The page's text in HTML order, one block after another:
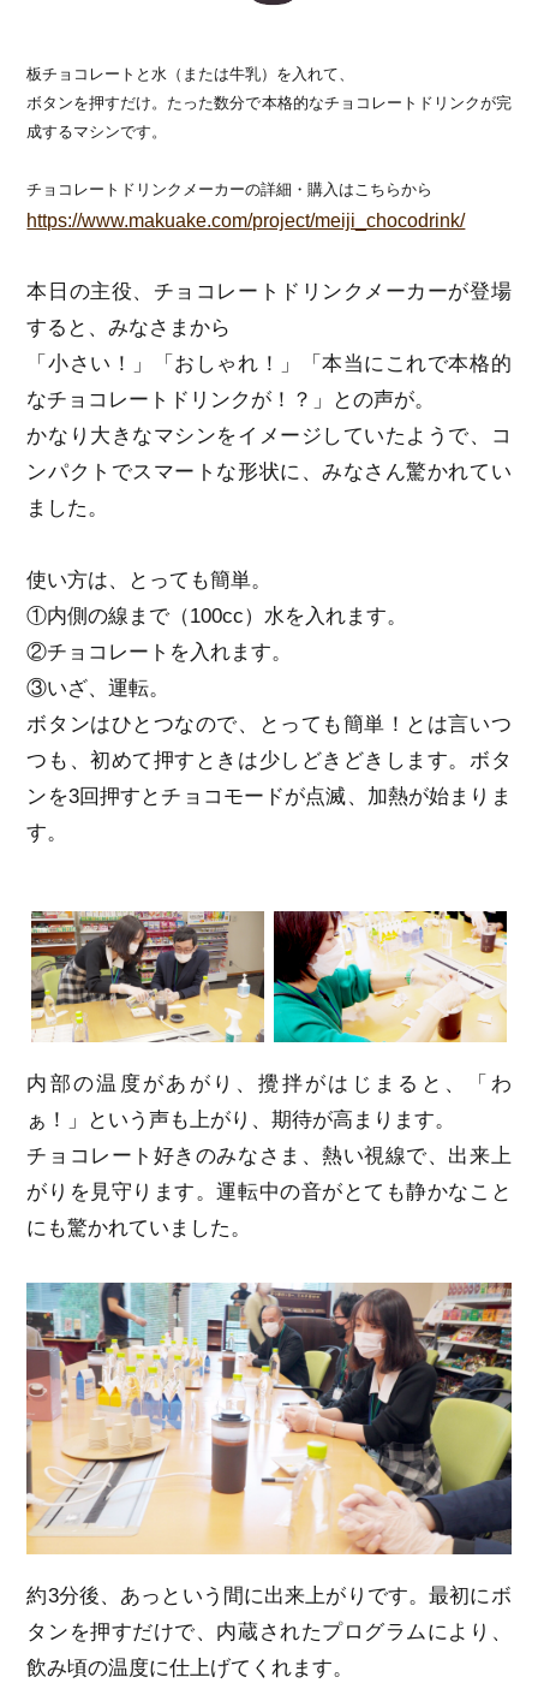
板チョコレートと水（または牛乳）を入れて、
ボタンを押すだけ。たった数分で本格的なチョコレートドリンクが完
成するマシンです。
チョコレートドリンクメーカーの詳細・購入はこちらから
https://www.makuake.com/project/meiji_chocodrink/
本日の主役、チョコレートドリンクメーカーが登場
すると、みなさまから
「小さい！」「おしゃれ！」「本当にこれで本格的
なチョコレートドリンクが！？」との声が。
かなり大きなマシンをイメージしていたようで、コ
ンパクトでスマートな形状に、みなさん驚かれてい
ました。
使い方は、とっても簡単。
①内側の線まで（100cc）水を入れます。
②チョコレートを入れます。
③いざ、運転。
ボタンはひとつなので、とっても簡単！とは言いつ
つも、初めて押すときは少しどきどきします。ボタ
ンを3回押すとチョコモードが点滅、加熱が始まりま
す。
内部の温度があがり、攪拌がはじまると、「わ
ぁ！」という声も上がり、期待が高まります。
チョコレート好きのみなさま、熱い視線で、出来上
がりを見守ります。運転中の音がとても静かなこと
にも驚かれていました。
約3分後、あっという間に出来上がりです。最初にボ
タンを押すだけで、内蔵されたプログラムにより、
飲み頃の温度に仕上げてくれます。